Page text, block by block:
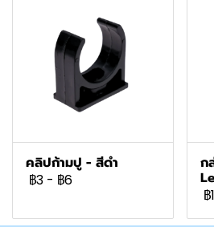
คลิปก้ามปู - สีดำ
฿3 - ฿6
ก
฿